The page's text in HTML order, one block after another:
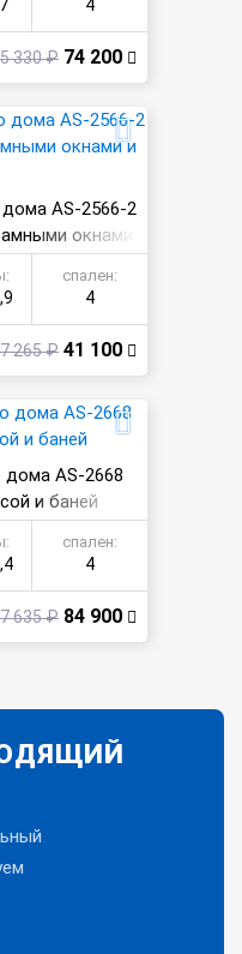
4
330 ₽ 74 200
AS-2566-2
окнами
спален:
4
265 ₽ 41 100
AS-2668
и баней
спален:
4
635 ₽ 84 900